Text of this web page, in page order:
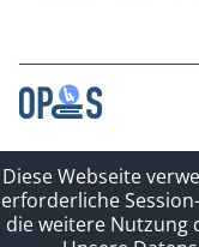
Kontakt
Impressum
Diese Webseite
erforderliche
die weitere Nutzung